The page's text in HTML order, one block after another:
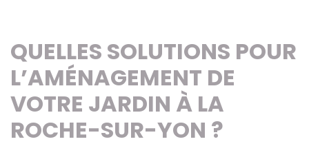
QUELLES SOLUTIONS POUR
L’AMÉNAGEMENT DE
VOTRE JARDIN À LA
ROCHE-SUR-YON ?